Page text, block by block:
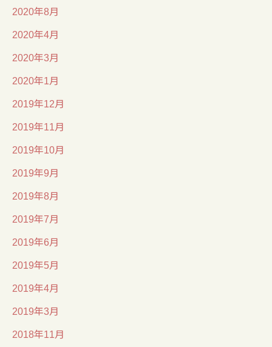
2020年8月
2020年4月
2020年3月
2020年1月
2019年12月
2019年11月
2019年10月
2019年9月
2019年8月
2019年7月
2019年6月
2019年5月
2019年4月
2019年3月
2018年11月